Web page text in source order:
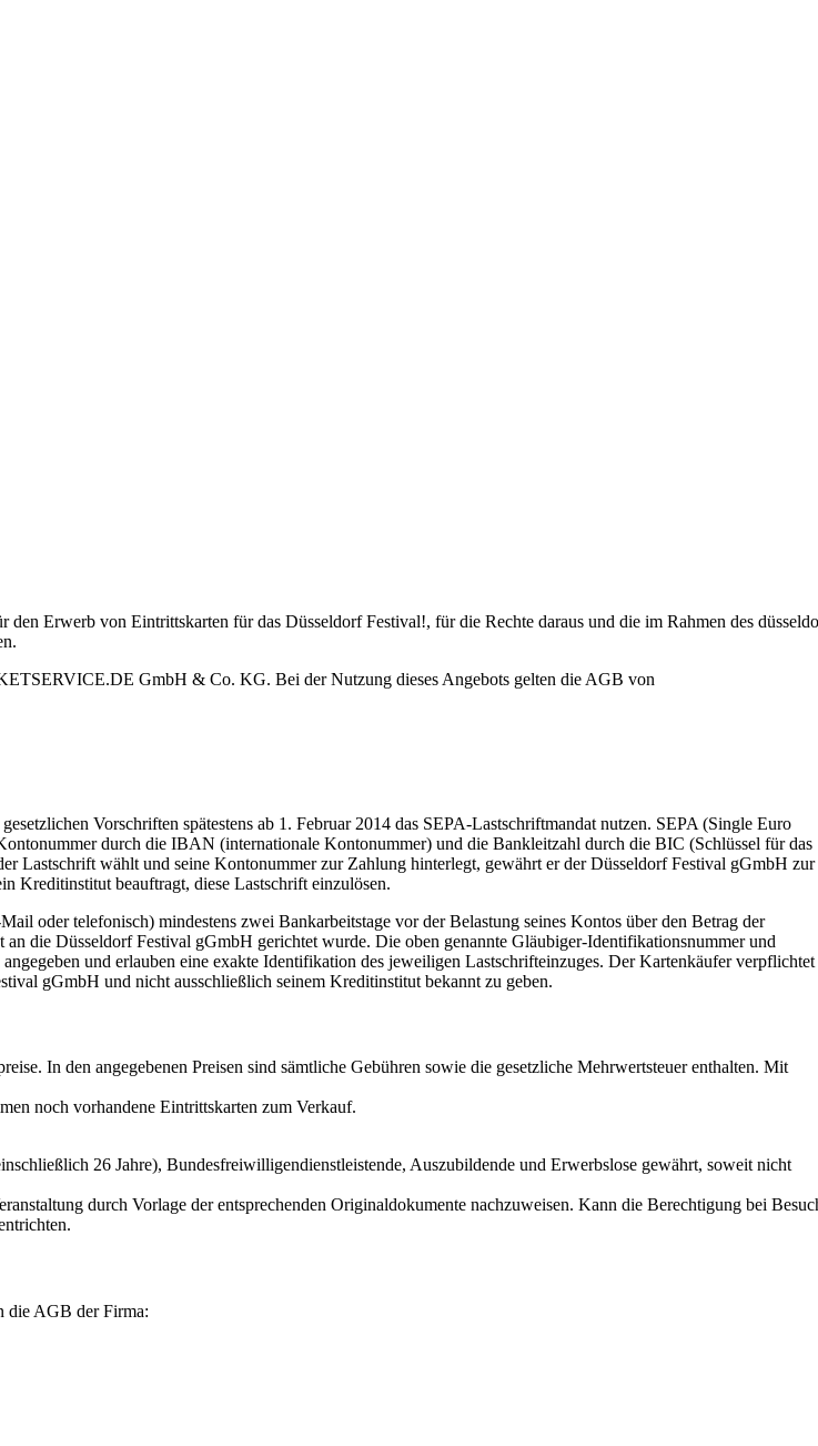
Erwerb von Eintrittskarten für das Düsseldorf Festival!, für die Rechte daraus und die im Rahmen des
GmbH & Co. KG. Bei der Nutzung dieses Angebots gelten die AGB von
Vorschriften spätestens ab 1. Februar 2014 das SEPA-Lastschriftmandat nutzen. SEPA (Single Euro
durch die IBAN (internationale Kontonummer) und die Bankleitzahl durch die BIC (Schlüssel für das
Lastschrift wählt und seine Kontonummer zur Zahlung hinterlegt, gewährt er der Düsseldorf Festival gGmbH zur
Kreditinstitut beauftragt, diese Lastschrift einzulösen.
oder telefonisch) mindestens zwei Bankarbeitstage vor der Belastung seines Kontos über den Betrag der
die Düsseldorf Festival gGmbH gerichtet wurde. Die oben genannte Gläubiger-Identifikationsnummer und
und erlauben eine exakte Identifikation des jeweiligen Lastschrifteinzuges. Der Kartenkäufer verpflichtet
gGmbH und nicht ausschließlich seinem Kreditinstitut bekannt zu geben.
In den angegebenen Preisen sind sämtliche Gebühren sowie die gesetzliche Mehrwertsteuer enthalten. Mit
noch vorhandene Eintrittskarten zum Verkauf.
26 Jahre), Bundesfreiwilligendienstleistende, Auszubildende und Erwerbslose gewährt, soweit nicht
durch Vorlage der entsprechenden Originaldokumente nachzuweisen. Kann die Berechtigung bei
die AGB der Firma: